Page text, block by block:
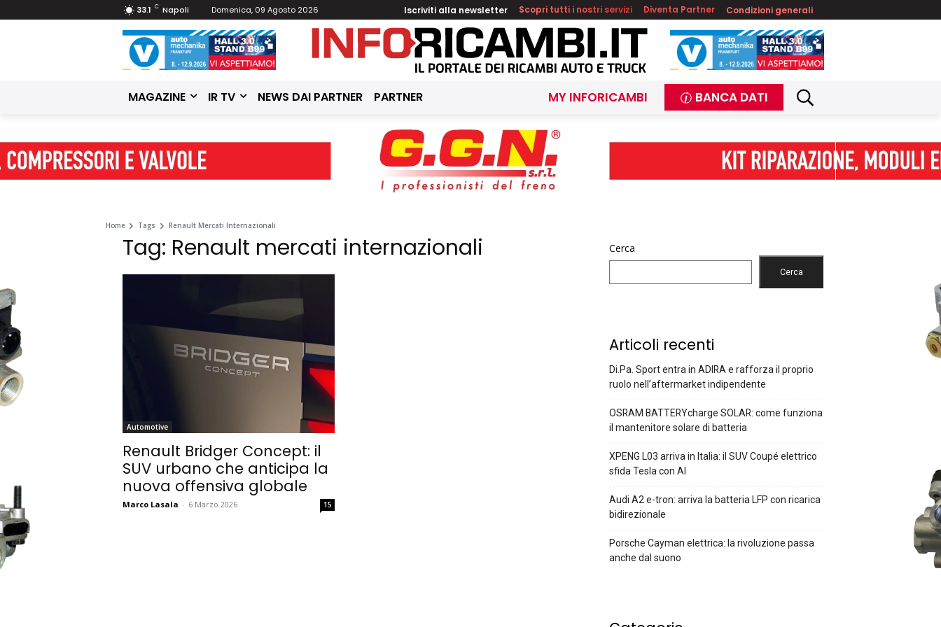
33.1 C Napoli Domenica, 09 Agosto 2026 Iscriviti alla newsletter Scopri tutti i nostri servizi Diventa Partner Condizioni generali
MAGAZINE IR TV NEWS DAI PARTNER PARTNER MY INFORICAMBI BANCA DATI
Home Tags Renault Mercati Internazionali
Tag: Renault mercati internazionali
Automotive
Renault Bridger Concept: il
SUV urbano che anticipa la
nuova offensiva globale
Marco Lasala - 6 Marzo 2026 15
Cerca
Cerca
Articoli recenti
Di.Pa. Sport entra in ADIRA e rafforza il proprio
ruolo nell’aftermarket indipendente
OSRAM BATTERYcharge SOLAR: come funziona
il mantenitore solare di batteria
XPENG L03 arriva in Italia: il SUV Coupé elettrico
sfida Tesla con AI
Audi A2 e-tron: arriva la batteria LFP con ricarica
bidirezionale
Porsche Cayman elettrica: la rivoluzione passa
anche dal suono